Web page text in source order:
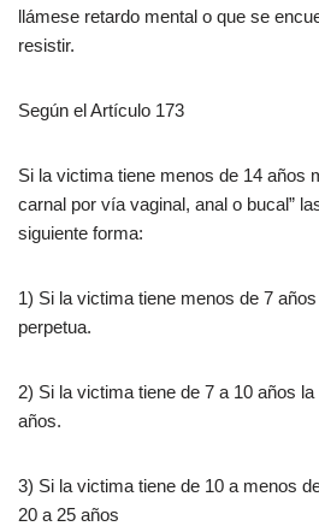
llámese retardo mental o que se
resistir.
Según el Artículo 173
Si la victima tiene menos de 14 años
carnal por vía vaginal, anal o bucal”
siguiente forma:
1) Si la victima tiene menos de 7
perpetua.
2) Si la victima tiene de 7 a 10 años
años.
3) Si la victima tiene de 10 a menos
20 a 25 años